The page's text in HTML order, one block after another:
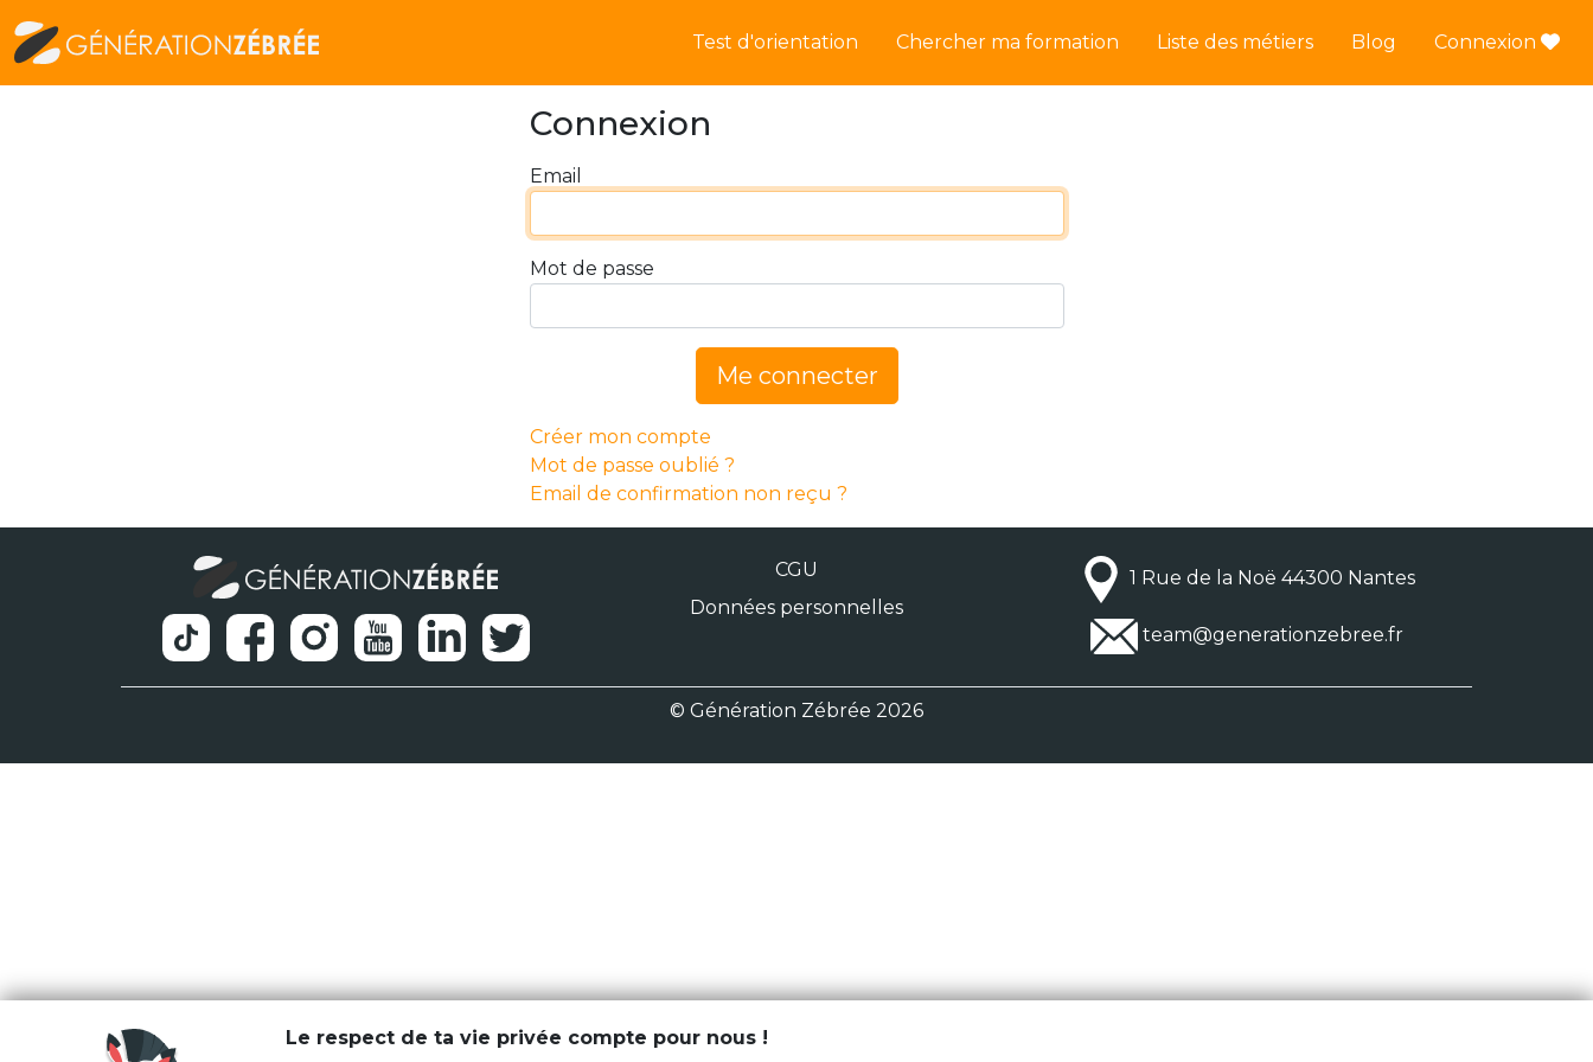
Test d'orientation Chercher ma formation Liste des métiers Blog Connexion
Connexion
Email
Mot de passe
Me connecter
Créer mon compte
Mot de passe oublié ?
Email de confirmation non reçu ?
CGU
Données personnelles
1 Rue de la Noë 44300 Nantes
team@generationzebree.fr
© Génération Zébrée 2026
Le respect de ta vie privée compte pour nous !